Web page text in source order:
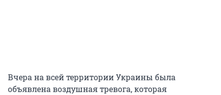
Вчера на всей территории Украины была
объявлена воздушная тревога, которая